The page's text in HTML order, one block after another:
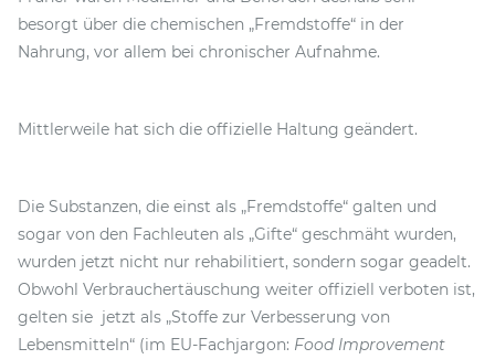
besorgt über die chemischen „Fremdstoffe“ in der
Nahrung, vor allem bei chronischer Aufnahme.
Mittlerweile hat sich die offizielle Haltung geändert.
Die Substanzen, die einst als „Fremdstoffe“ galten und
sogar von den Fachleuten als „Gifte“ geschmäht wurden,
wurden jetzt nicht nur rehabilitiert, sondern sogar geadelt.
Obwohl Verbrauchertäuschung weiter offiziell verboten ist,
gelten sie jetzt als „Stoffe zur Verbesserung von
Lebensmitteln“ (im EU-Fachjargon: Food Improvement